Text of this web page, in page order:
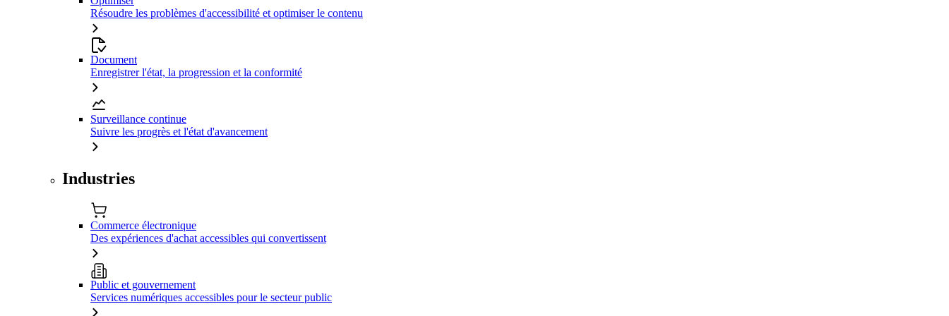
Résoudre les problèmes d'accessibilité et optimiser le contenu
Document
Enregistrer l'état, la progression et la conformité
Surveillance continue
Suivre les progrès et l'état d'avancement
Industries
Commerce électronique
Des expériences d'achat accessibles qui convertissent
Public et gouvernement
Services numériques accessibles pour le secteur public